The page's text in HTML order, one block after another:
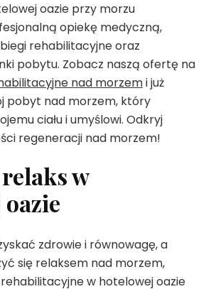
oazie przy morzu
opiekę medyczną,
rehabilitacyjne oraz
pobytu. Zobacz naszą ofertę na
nad morzemi już
pobyt nad morzem, który
ciału i umyślowi. Odkryj
regeneracji nad morzem!
w
zdrowie i równowagę, a
się relaksem nad morzem,
w hotelowej oazie